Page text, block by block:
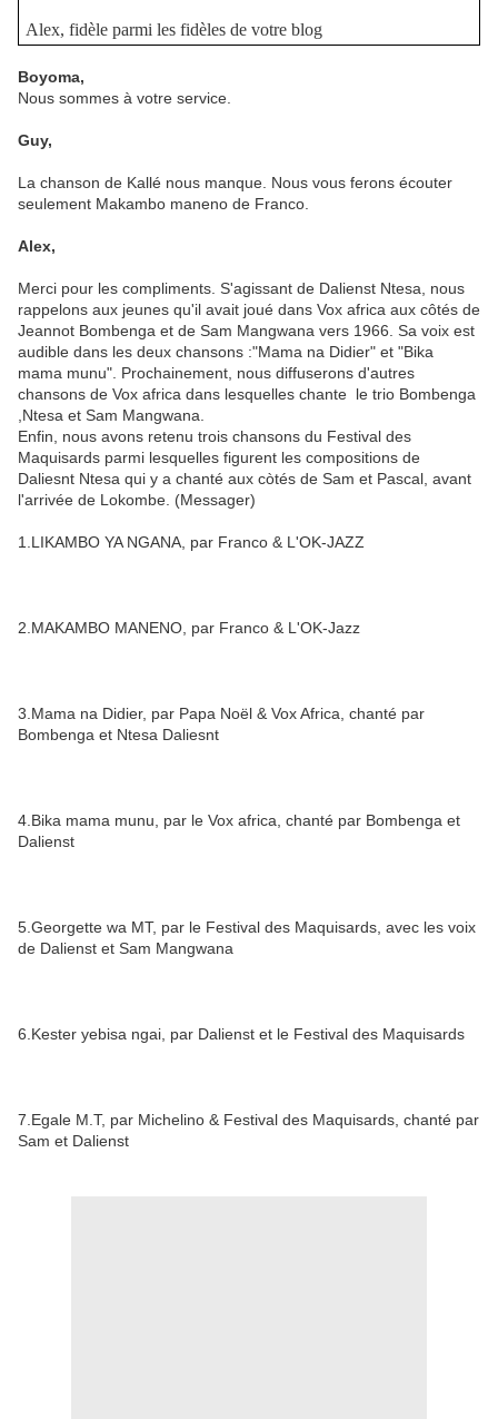
Alex, fidèle parmi les fidèles de votre blog
Boyoma,
Nous sommes à votre service.
Guy,
La chanson de Kallé nous manque. Nous vous ferons écouter
seulement Makambo maneno de Franco.
Alex,
Merci pour les compliments. S'agissant de Dalienst Ntesa, nous
rappelons aux jeunes qu'il avait joué dans Vox africa aux côtés de
Jeannot Bombenga et de Sam Mangwana vers 1966. Sa voix est
audible dans les deux chansons :"Mama na Didier" et "Bika
mama munu". Prochainement, nous diffuserons d'autres
chansons de Vox africa dans lesquelles chante le trio Bombenga
,Ntesa et Sam Mangwana.
Enfin, nous avons retenu trois chansons du Festival des
Maquisards parmi lesquelles figurent les compositions de
Daliesnt Ntesa qui y a chanté aux còtés de Sam et Pascal, avant
l'arrivée de Lokombe. (Messager)
1.LIKAMBO YA NGANA, par Franco & L'OK-JAZZ
2.MAKAMBO MANENO, par Franco & L'OK-Jazz
3.Mama na Didier, par Papa Noël & Vox Africa, chanté par
Bombenga et Ntesa Daliesnt
4.Bika mama munu, par le Vox africa, chanté par Bombenga et
Dalienst
5.Georgette wa MT, par le Festival des Maquisards, avec les voix
de Dalienst et Sam Mangwana
6.Kester yebisa ngai, par Dalienst et le Festival des Maquisards
7.Egale M.T, par Michelino & Festival des Maquisards, chanté par
Sam et Dalienst